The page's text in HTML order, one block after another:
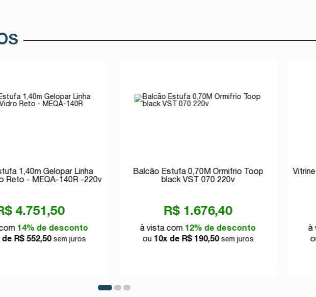
1,40m Gelopar Linha
Reto - MEQA-140R -220v
4.751,50
14% de desconto
de R$ 552,50sem juros
Balcão Estufa 0,70M Ormifrio Toop
black VST 070 220v
R$ 1.676,40
à vista com12% de desconto
ou 10x de R$ 190,50sem juros
à